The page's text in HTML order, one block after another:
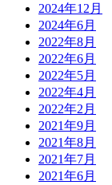
2024年12月
2024年6月
2022年8月
2022年6月
2022年5月
2022年4月
2022年2月
2021年9月
2021年8月
2021年7月
2021年6月